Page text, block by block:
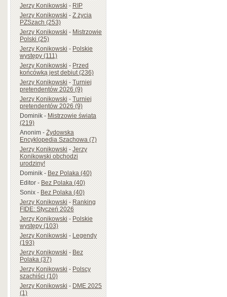
Jerzy Konikowski-RIP
Jerzy Konikowski-Z życia
PZSzach (253)
Jerzy Konikowski-Mistrzowie
Polski (25)
Jerzy Konikowski-Polskie
występy (111)
Jerzy Konikowski-Przed
końcówką jest debiut (236)
Jerzy Konikowski-Turniej
pretendentów 2026 (9)
Jerzy Konikowski-Turniej
pretendentów 2026 (9)
Dominik-Mistrzowie świata
(219)
Anonim-Żydowska
Encyklopedia Szachowa (7)
Jerzy Konikowski-Jerzy
Konikowski obchodzi
urodziny!
Dominik-Bez Polaka (40)
Editor-Bez Polaka (40)
Sonix-Bez Polaka (40)
Jerzy Konikowski-Ranking
FIDE: Styczeń 2026
Jerzy Konikowski-Polskie
występy (103)
Jerzy Konikowski-Legendy
(193)
Jerzy Konikowski-Bez
Polaka (37)
Jerzy Konikowski-Polscy
szachiści (10)
Jerzy Konikowski-DME 2025
(1)